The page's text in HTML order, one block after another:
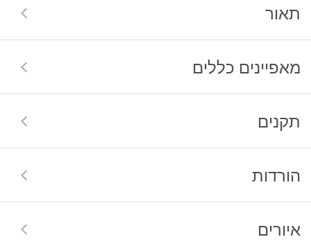
תאור
מאפיינים כללים
תקנים
הורדות
איורים